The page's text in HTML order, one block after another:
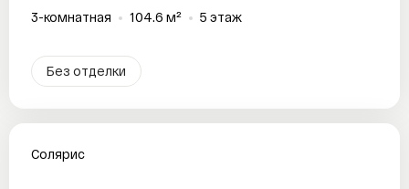
3-комнатная 104.6 м² 5 этаж
Без отделки
Солярис